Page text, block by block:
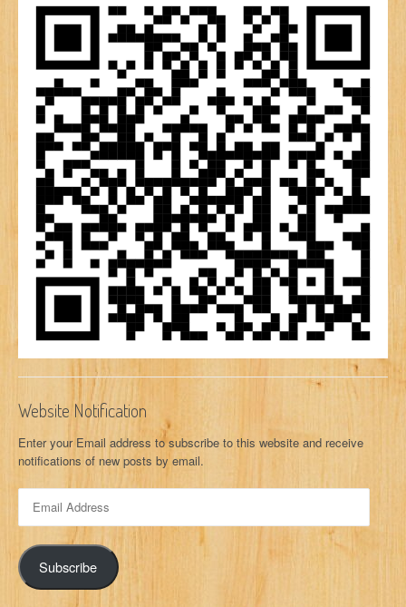
Website Notification
Enter your Email address to subscribe to this website and receive
notifications of new posts by email.
a
l
A
Subscribe